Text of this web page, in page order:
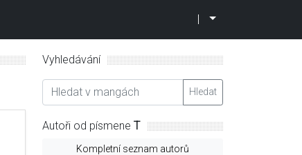
Vyhledávání
Hledat
Autoři od písmene T
Kompletní seznam autorů